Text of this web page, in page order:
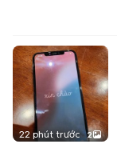
22 phút trước 2